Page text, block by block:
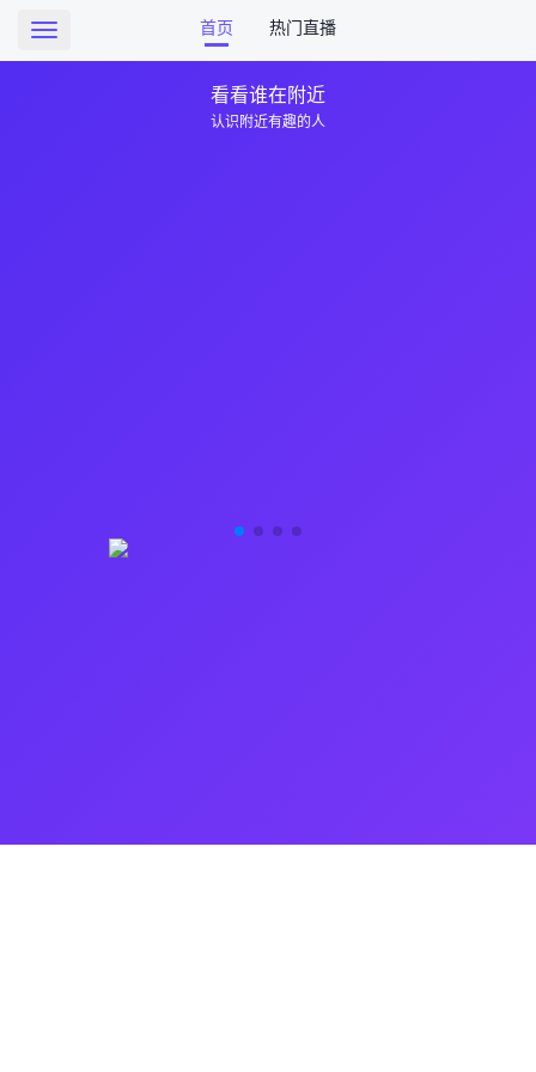
Toggle
navigation
首页 热门直播
看看谁在附近
认识附近有趣的人